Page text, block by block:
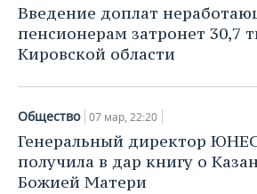
ОТКРЫТАЯ ЛЕКЦИЯ
БАСКЕТБОЛ
ВОЛЕЙБОЛ
ФИГУРНОЕ КАТАНИЕ
ВОДНЫЕ ВИДЫ СПОРТА
ИНФРАСТРУКТУРА
ИСТОРИЯ
МЕДИЦИНА
ОБРАЗОВАНИЕ
СПРАВОЧНИК
СПИСОК ПЕРСОН
ПОЛНАЯ ВЕРСИЯ
Введение доплат
пенсионерам затронет 30,7
Кировской области
Общество 07 мар, 22:20
Генеральный директор
получила в дар книгу о
Божией Матери